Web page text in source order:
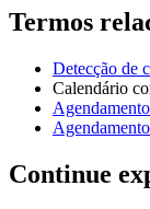
Termos
Detecção de
Calendário
Continue